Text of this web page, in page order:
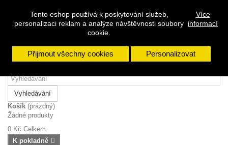
Tento eshop používá k poskytování služeb,
personalizaci reklam a analýze návštěvnosti soubory
cookie.
Více
informací
Přijmout všechny cookies Personalizovat
Přihlásit se
Napište nám
608 963 288
Vyhledávání
Košík (prázdný)
Žádné produkty
0 Kč Celkem
K pokladně